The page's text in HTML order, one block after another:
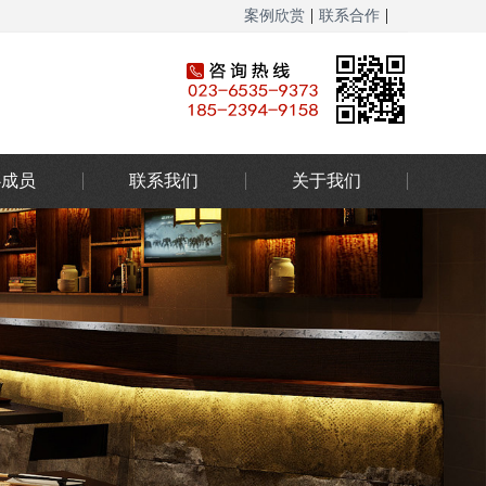
案例欣赏 | 联系合作 |
员 联系我们 关于我们